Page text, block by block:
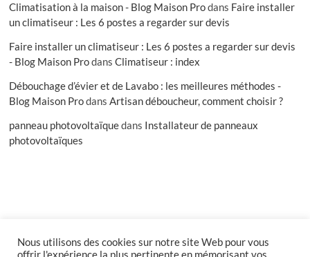
Climatisation à la maison - Blog Maison Prodans Faire installer
un climatiseur : Les 6 postes a regarder sur devis
Faire installer un climatiseur : Les 6 postes a regarder sur devis
- Blog Maison ProdansClimatiseur : index
Débouchage d’évier et de Lavabo : les meilleures méthodes -
Blog Maison ProdansArtisan déboucheur, comment choisir ?
panneau photovoltaïquedans Installateur de panneaux
photovoltaïques
facebook
Nous utilisons des cookies sur notre site Web pour vous
offrir l'expérience la plus pertinente en mémorisant vos